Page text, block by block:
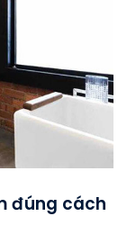
đúng cách